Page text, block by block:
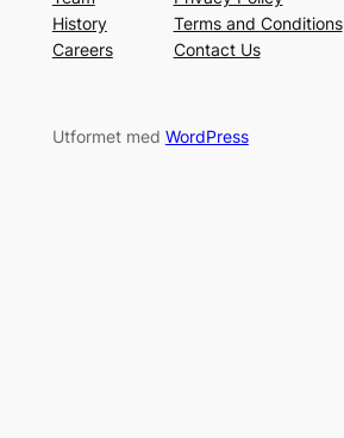
History
Careers
Terms and Conditions
Contact Us
Utformet med WordPress